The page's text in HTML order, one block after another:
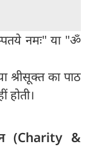
नमः" या "ॐ
श्रीसूक्त का पाठ
(Charity &